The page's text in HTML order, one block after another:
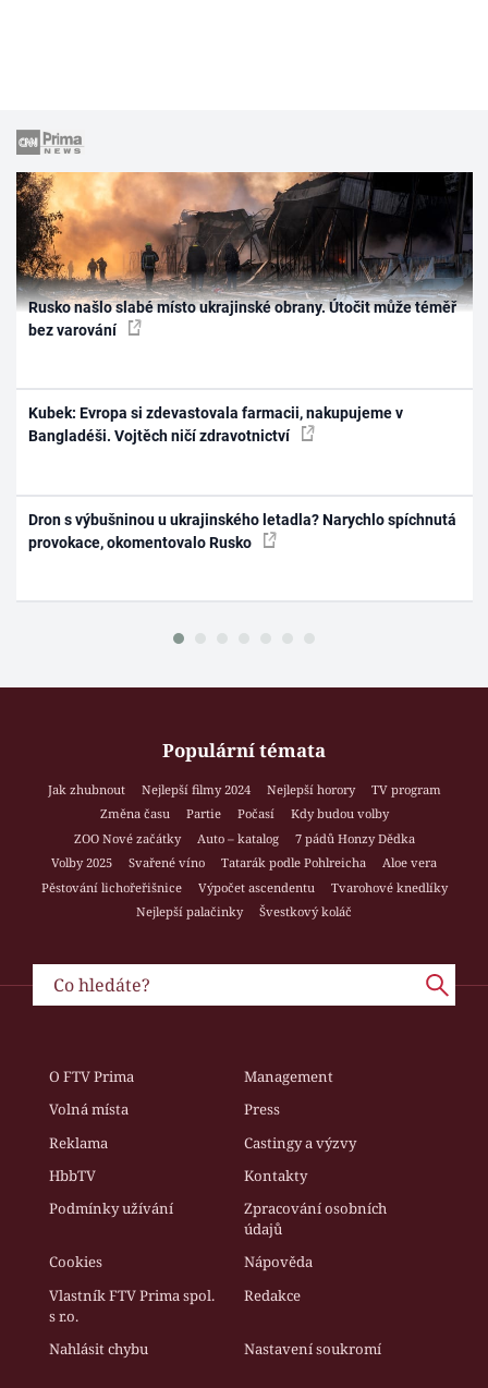
Rusko našlo slabé místo ukrajinské obrany. Útočit může téměř
bez varování
Kubek: Evropa si zdevastovala farmacii, nakupujeme v
Bangladéši. Vojtěch ničí zdravotnictví
Dron s výbušninou u ukrajinského letadla? Narychlo spíchnutá
provokace, okomentovalo Rusko
Populární témata
Jak zhubnout Nejlepší filmy 2024 Nejlepší horory
TV program
Změna času
Partie Počasí
Kdy budou volby
ZOO Nové začátky
Auto – katalog
7 pádů Honzy Dědka
Volby 2025
Svařené víno Tatarák podle Pohlreicha
Aloe vera
Pěstování lichořeřišnice
Výpočet ascendentu
Tvarohové knedlíky
Nejlepší palačinky
Švestkový koláč
O FTV Prima
Management
Volná místa
Press
Reklama
Castingy a výzvy
HbbTV
Kontakty
Podmínky užívání
Zpracování osobních
údajů
Cookies
Nápověda
Vlastník FTV Prima spol.
s r.o.
Redakce
Nahlásit chybu Nastavení soukromí